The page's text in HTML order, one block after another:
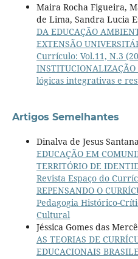
Maira Rocha Figueira,
de Lima, Sandra Lucia
DA EDUCAÇÃO
EXTENSÃO
Currículo: Vol.11, N.3
INSTITUCIONALIZAÇÃO
lógicas integrativas e
Artigos Semelhantes
Dinalva de Jesus
EDUCAÇÃO EM
TERRITÓRIO DE
Revista Espaço do
REPENSANDO O
Pedagogia Histórico-
Cultural
Jéssica Gomes das
AS TEORIAS DE
EDUCACIONAIS